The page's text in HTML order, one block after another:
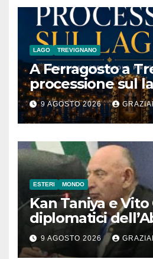
LAGO TREVIGNANO
A Ferragosto a
processione sul
9 AGOSTO 2026
ESTERI MONDO
Kan Taniya e
diplomatici
contro nota del
romeno. “Non si
9 AGOSTO 2026